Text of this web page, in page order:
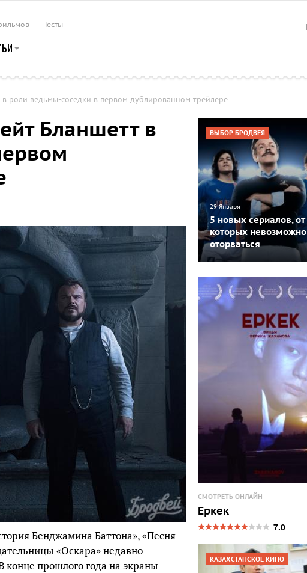
Тесты
роли ведьмы-соседки в первом дублированном трейлере
Бланшетт в
Бенджамина Баттона», «Песня
«Оскара» недавно
прошлого года на экраны
ВЫБОР БРОДВЕЯ
29 Января
5 новых сериалов, от
которых невозможно
оторваться
СМОТРЕТЬ ОНЛАЙН
Еркек
7.0
КАЗАХСТАНСКОЕ КИНО